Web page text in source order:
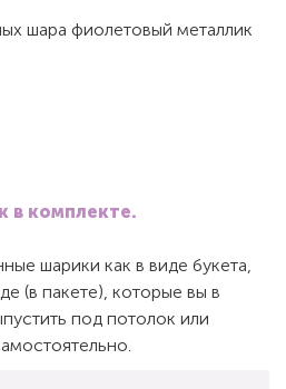
шара фиолетовый металлик
в комплекте.
шарики как в виде букета,
(в пакете), которые вы в
под потолок или